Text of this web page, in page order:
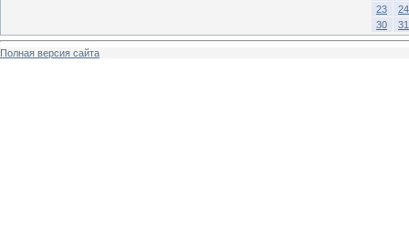
23
24
30
31
Полная версия сайта